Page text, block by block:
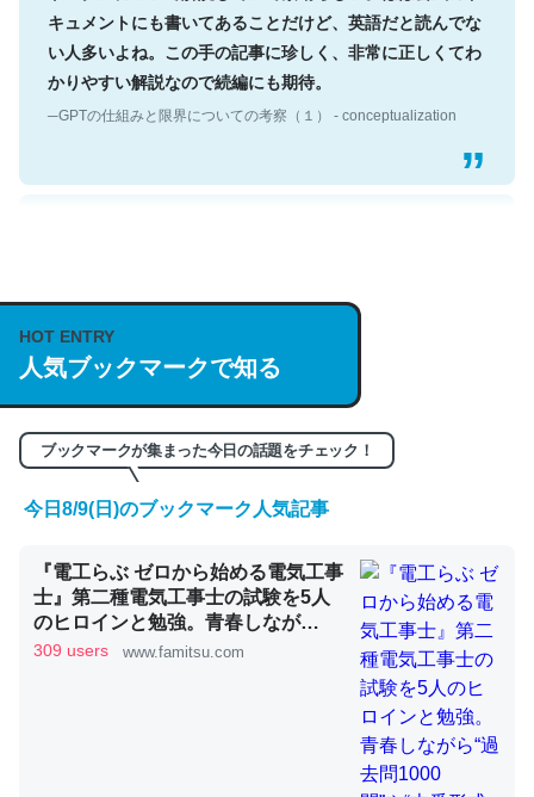
キュメントにも書いてあることだけど、英語だと読んでな
い人多いよね。この手の記事に珍しく、非常に正しくてわ
かりやすい解説なので続編にも期待。
https://isobe324649.hatenablog.com/entry/2023/03/27
/064121
─GPTの仕組みと限界についての考察（１） - conceptualization
くらい。小説でいう「ずっと前の伏線」は回収されないけ
ど、短期記憶というには多い分量。進化すればするほど分
かりやすく強くなりそう
─GPTの仕組みと限界についての考察（１） - conceptualization
HOT ENTRY
人気ブックマークで知る
ブックマークが集まった今日の話題をチェック！
今日8/9(日)のブックマーク人気記事
『電工らぶ ゼロから始める電気工事
士』第二種電気工事士の試験を5人
のヒロインと勉強。青春しなが
ら“過去問1000問”や“本番形式CBT
309 users www.famitsu.com